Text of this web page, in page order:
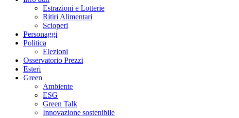
Estrazioni e Lotterie
Ritiri Alimentari
Scioperi
Personaggi
Politica
Elezioni
Osservatorio Prezzi
Esteri
Green
Ambiente
ESG
Green Talk
Innovazione sostenibile